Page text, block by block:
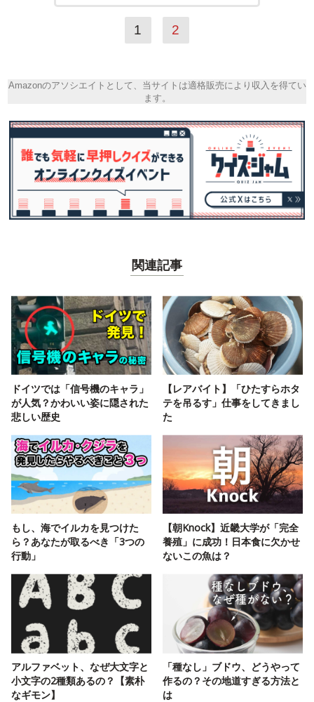
1 2
Amazonのアソシエイトとして、当サイトは適格販売により収入を得てい
ます。
関連記事
ドイツでは「信号機のキャラ」
が人気？かわいい姿に隠された
悲しい歴史
【レアバイト】「ひたすらホタ
テを吊るす」仕事をしてきまし
た
もし、海でイルカを見つけた
ら？あなたが取るべき「3つの
行動」
【朝Knock】近畿大学が「完全
養殖」に成功！日本食に欠かせ
ないこの魚は？
アルファベット、なぜ大文字と
小文字の2種類あるの？【素朴
なギモン】
「種なし」ブドウ、どうやって
作るの？その地道すぎる方法と
は